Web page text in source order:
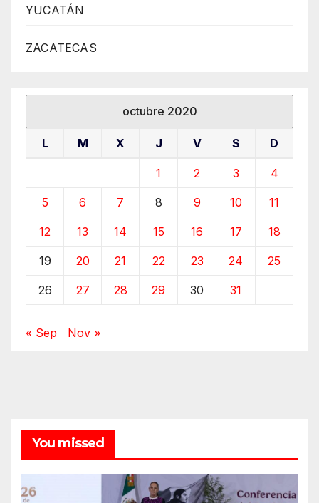
YUCATÁN
ZACATECAS
octubre 2020
L M X J V S D
1 2 3 4
5 6 7 8 9 10 11
12 13 14 15 16 17 18
19 20 21 22 23 24 25
26 27 28 29 30 31
« Sep Nov »
You missed